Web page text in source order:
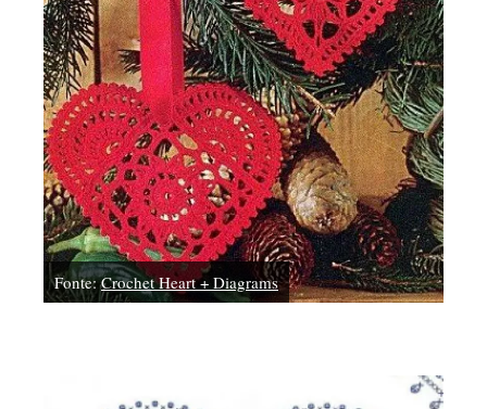
Fonte:Crochet Heart + Diagrams